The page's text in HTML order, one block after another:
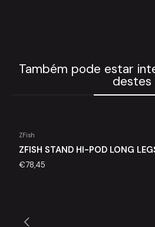
Também pode estar
destes
ZFish
ZFISH STAND HI-POD LONG
€78,45